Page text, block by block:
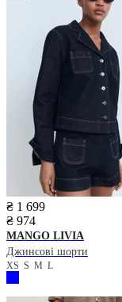
₴ 1 699
₴ 974
MANGO LIVIA
Джинсові шорти
XS S M L